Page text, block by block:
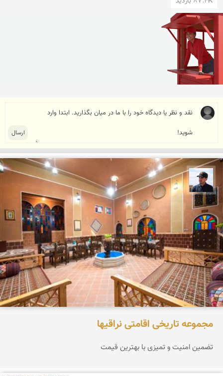
محمد جواد مرادی نراقی
مجموعه تاریخی اقامتی نراقیها
تضمین امنیت و تمیزی با بهترین قیمت